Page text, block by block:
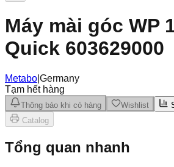
Máy mài góc WP
Quick 603629000
Metabo Germany
Tạm hết hàng
Thông báo khi có hàng Wishlist
Catalog
Tổng quan nhanh